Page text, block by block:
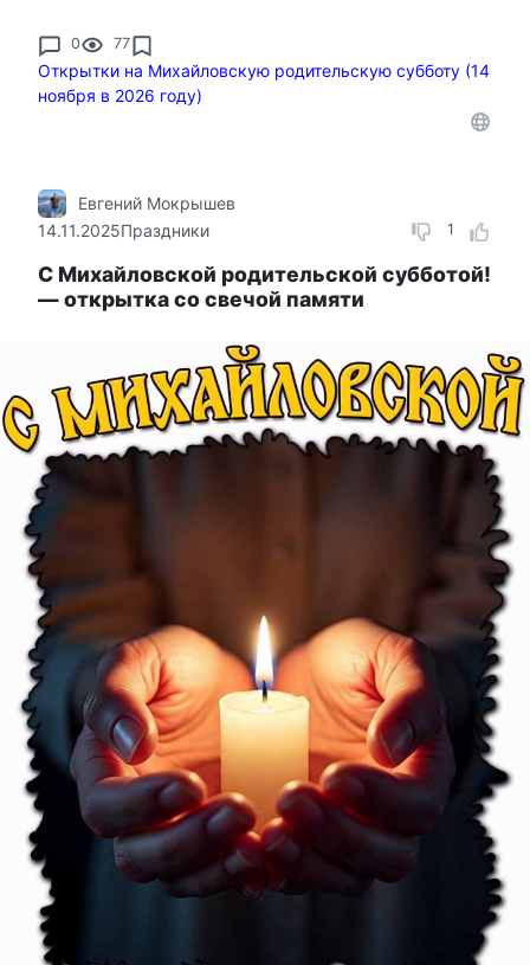
0 77
Открытки на Михайловскую родительскую субботу (14
ноября в 2026 году)
1
Евгений Мокрышев
14.11.2025Праздники
С Михайловской родительской субботой!
— открытка со свечой памяти